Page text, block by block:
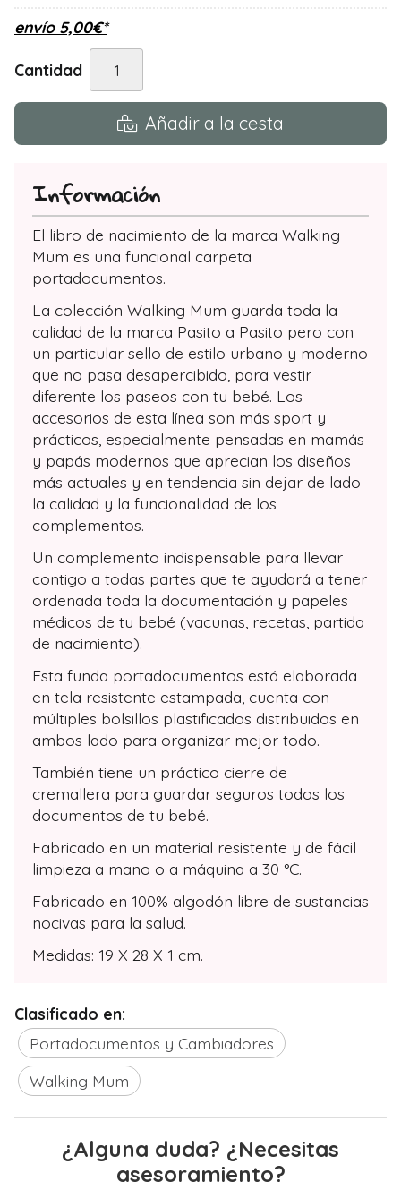
envío 5,00€*
Cantidad
Añadir a la cesta
Información
El libro de nacimiento de la marca Walking
Mum es una funcional carpeta
portadocumentos.
La colección Walking Mum guarda toda la
calidad de la marca Pasito a Pasito pero con
un particular sello de estilo urbano y moderno
que no pasa desapercibido, para vestir
diferente los paseos con tu bebé. Los
accesorios de esta línea son más sport y
prácticos, especialmente pensadas en mamás
y papás modernos que aprecian los diseños
más actuales y en tendencia sin dejar de lado
la calidad y la funcionalidad de los
complementos.
Un complemento indispensable para llevar
contigo a todas partes que te ayudará a tener
ordenada toda la documentación y papeles
médicos de tu bebé (vacunas, recetas, partida
de nacimiento).
Esta funda portadocumentos está elaborada
en tela resistente estampada, cuenta con
múltiples bolsillos plastificados distribuidos en
ambos lado para organizar mejor todo.
También tiene un práctico cierre de
cremallera para guardar seguros todos los
documentos de tu bebé.
Fabricado en un material resistente y de fácil
limpieza a mano o a máquina a 30 °C.
Fabricado en 100% algodón libre de sustancias
nocivas para la salud.
Medidas: 19 X 28 X 1 cm.
Clasificado en:
Portadocumentos y Cambiadores
Walking Mum
¿Alguna duda? ¿Necesitas
asesoramiento?